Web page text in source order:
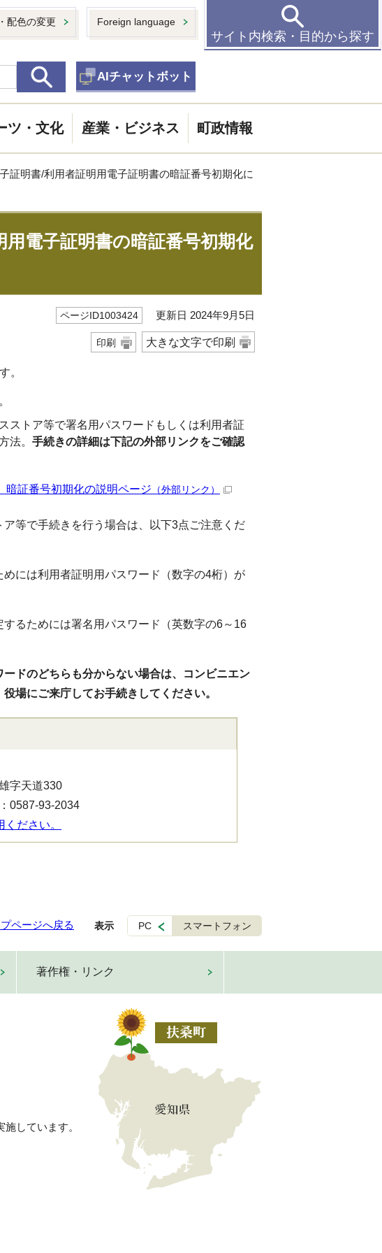
配色の変更 Foreign language
AIチャットボット
サイト内検索・目的から探す
ツ・文化 産業・ビジネス 町政情報
証明書/利用者証明用電子証明書の暗証番号初期化に
電子証明書の暗証番号初期化
ページID1003424 更新日 2024年9月5日
印刷 大きな文字で印刷
。
ストア等で署名用パスワードもしくは利用者証
法。 手続きの詳細は下記の外部リンクをご確認
証番号初期化の説明ページ （外部リンク）
等で手続きを行う場合は、以下3点ご注意くだ
には利用者証明用パスワード（数字の4桁）が
るためには署名用パスワード（英数字の6～16
ドのどちらも分からない場合は、コンビニエン
場にご来庁してお手続きしてください。
字天道330
0587-93-2034
ださい。
プページへ戻る 表示 PC スマートフォン
著作権・リンク
しています。